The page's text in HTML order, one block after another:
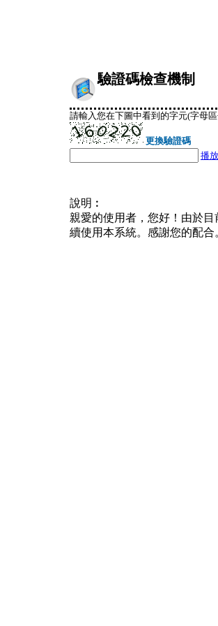
驗證碼檢查機制
請輸入您在下圖中看到的字元(字母
更換驗證碼
播
說明︰
親愛的使用者，您好！由於
續使用本系統。感謝您的配合